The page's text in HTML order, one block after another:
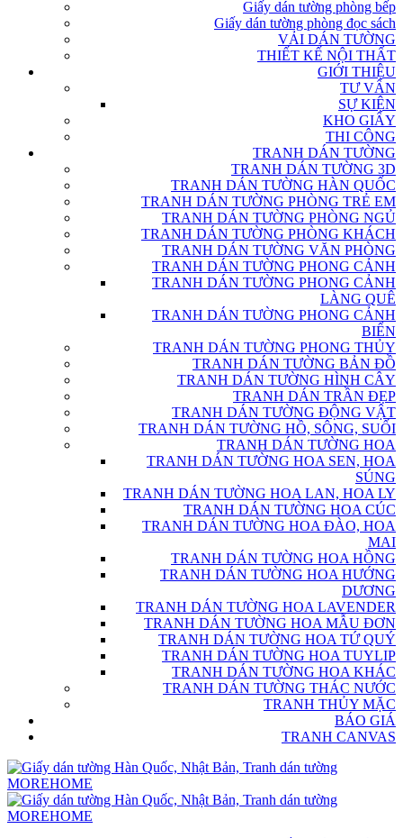
Giấy dán tường phòng bếp
Giấy dán tường phòng đọc sách
VẢI DÁN TƯỜNG
THIẾT KẾ NỘI THẤT
GIỚI THIỆU
TƯ VẤN
SỰ KIỆN
KHO GIẤY
THI CÔNG
TRANH DÁN TƯỜNG
TRANH DÁN TƯỜNG 3D
TRANH DÁN TƯỜNG HÀN QUỐC
TRANH DÁN TƯỜNG PHÒNG TRẺ EM
TRANH DÁN TƯỜNG PHÒNG NGỦ
TRANH DÁN TƯỜNG PHÒNG KHÁCH
TRANH DÁN TƯỜNG VĂN PHÒNG
TRANH DÁN TƯỜNG PHONG CẢNH
TRANH DÁN TƯỜNG PHONG CẢNH
LÀNG QUÊ
TRANH DÁN TƯỜNG PHONG CẢNH
BIỂN
TRANH DÁN TƯỜNG PHONG THỦY
TRANH DÁN TƯỜNG BẢN ĐỒ
TRANH DÁN TƯỜNG HÌNH CÂY
TRANH DÁN TRẦN ĐẸP
TRANH DÁN TƯỜNG ĐỘNG VẬT
TRANH DÁN TƯỜNG HỒ, SÔNG, SUỐI
TRANH DÁN TƯỜNG HOA
TRANH DÁN TƯỜNG HOA SEN, HOA
SÚNG
TRANH DÁN TƯỜNG HOA LAN, HOA LY
TRANH DÁN TƯỜNG HOA CÚC
TRANH DÁN TƯỜNG HOA ĐÀO, HOA
MAI
TRANH DÁN TƯỜNG HOA HỒNG
TRANH DÁN TƯỜNG HOA HƯỚNG
DƯƠNG
TRANH DÁN TƯỜNG HOA LAVENDER
TRANH DÁN TƯỜNG HOA MẪU ĐƠN
TRANH DÁN TƯỜNG HOA TỨ QUÝ
TRANH DÁN TƯỜNG HOA TUYLIP
TRANH DÁN TƯỜNG HOA KHÁC
TRANH DÁN TƯỜNG THÁC NƯỚC
TRANH THỦY MẶC
BÁO GIÁ
TRANH CANVAS